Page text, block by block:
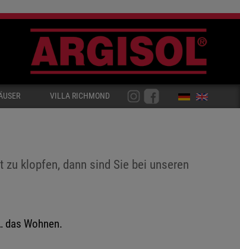
VILLA RICHMOND
klopfen, dann sind Sie bei unseren
das Wohnen.